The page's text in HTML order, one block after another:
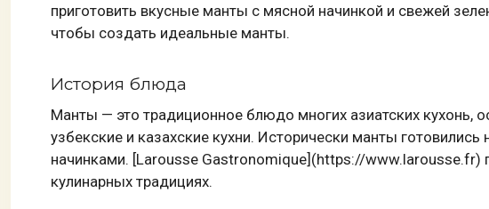
приготовить вкусные манты с мясной начинкой и свежей
чтобы создать идеальные манты.
История блюда
Манты — это традиционное блюдо многих азиатских кухонь,
узбекские и казахские кухни. Исторически манты
начинками. [Larousse Gastronomique](https://www.larousse.fr)
кулинарных традициях.